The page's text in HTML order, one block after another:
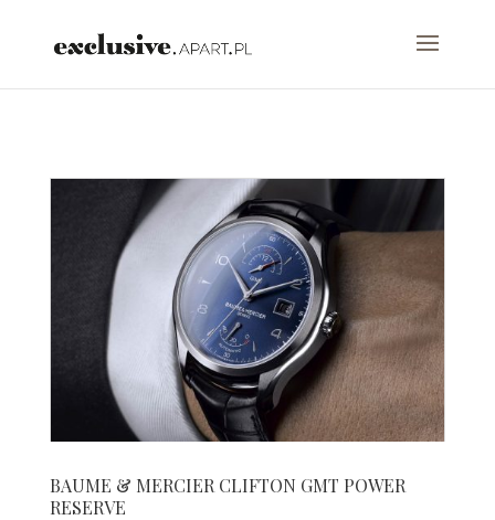
BAUME & MERCIER CLIFTON GMT POWER
RESERVE